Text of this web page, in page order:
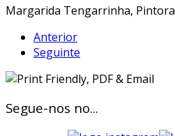
Margarida Tengarrinha, Pintora
Anterior
Seguinte
Segue-nos no...